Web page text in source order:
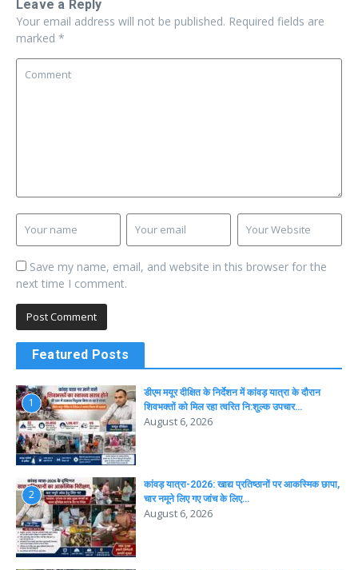
Leave a Reply
Your email address will not be published. Required fields are
marked *
Save my name, email, and website in this browser for the
next time I comment.
Featured Posts
1
डीएम मयूर दीक्षित के निर्देशन में कांवड़ यात्रा के दौरान
शिवभक्तों को मिल रहा त्वरित नि:शुल्क उपचार…
August 6, 2026
2
कांवड़ यात्रा-2026: खाद्य प्रतिष्ठानों पर आकस्मिक छापा,
चार नमूने लिए गए जांच के लिए…
August 6, 2026